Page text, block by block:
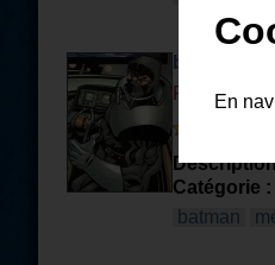
batman les
Par
felix2il
Catégorie :
batman
En